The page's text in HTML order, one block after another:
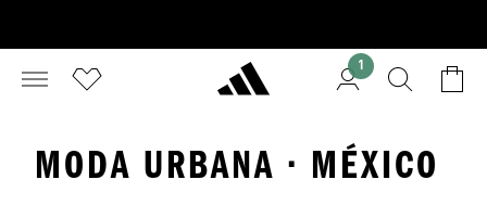
1
MODA URBANA · MÉXICO